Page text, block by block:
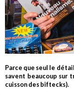
Parce que seul le
savent beaucoup sur
cuisson des biftecks).